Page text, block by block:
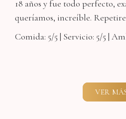
18 años y fue todo perfecto,
queríamos, increíble.
Comida: 5/5 | Servicio: 5/5 |
VER